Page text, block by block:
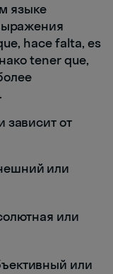
языке
hace falta, es
tener que,
зависит от
или
или
или